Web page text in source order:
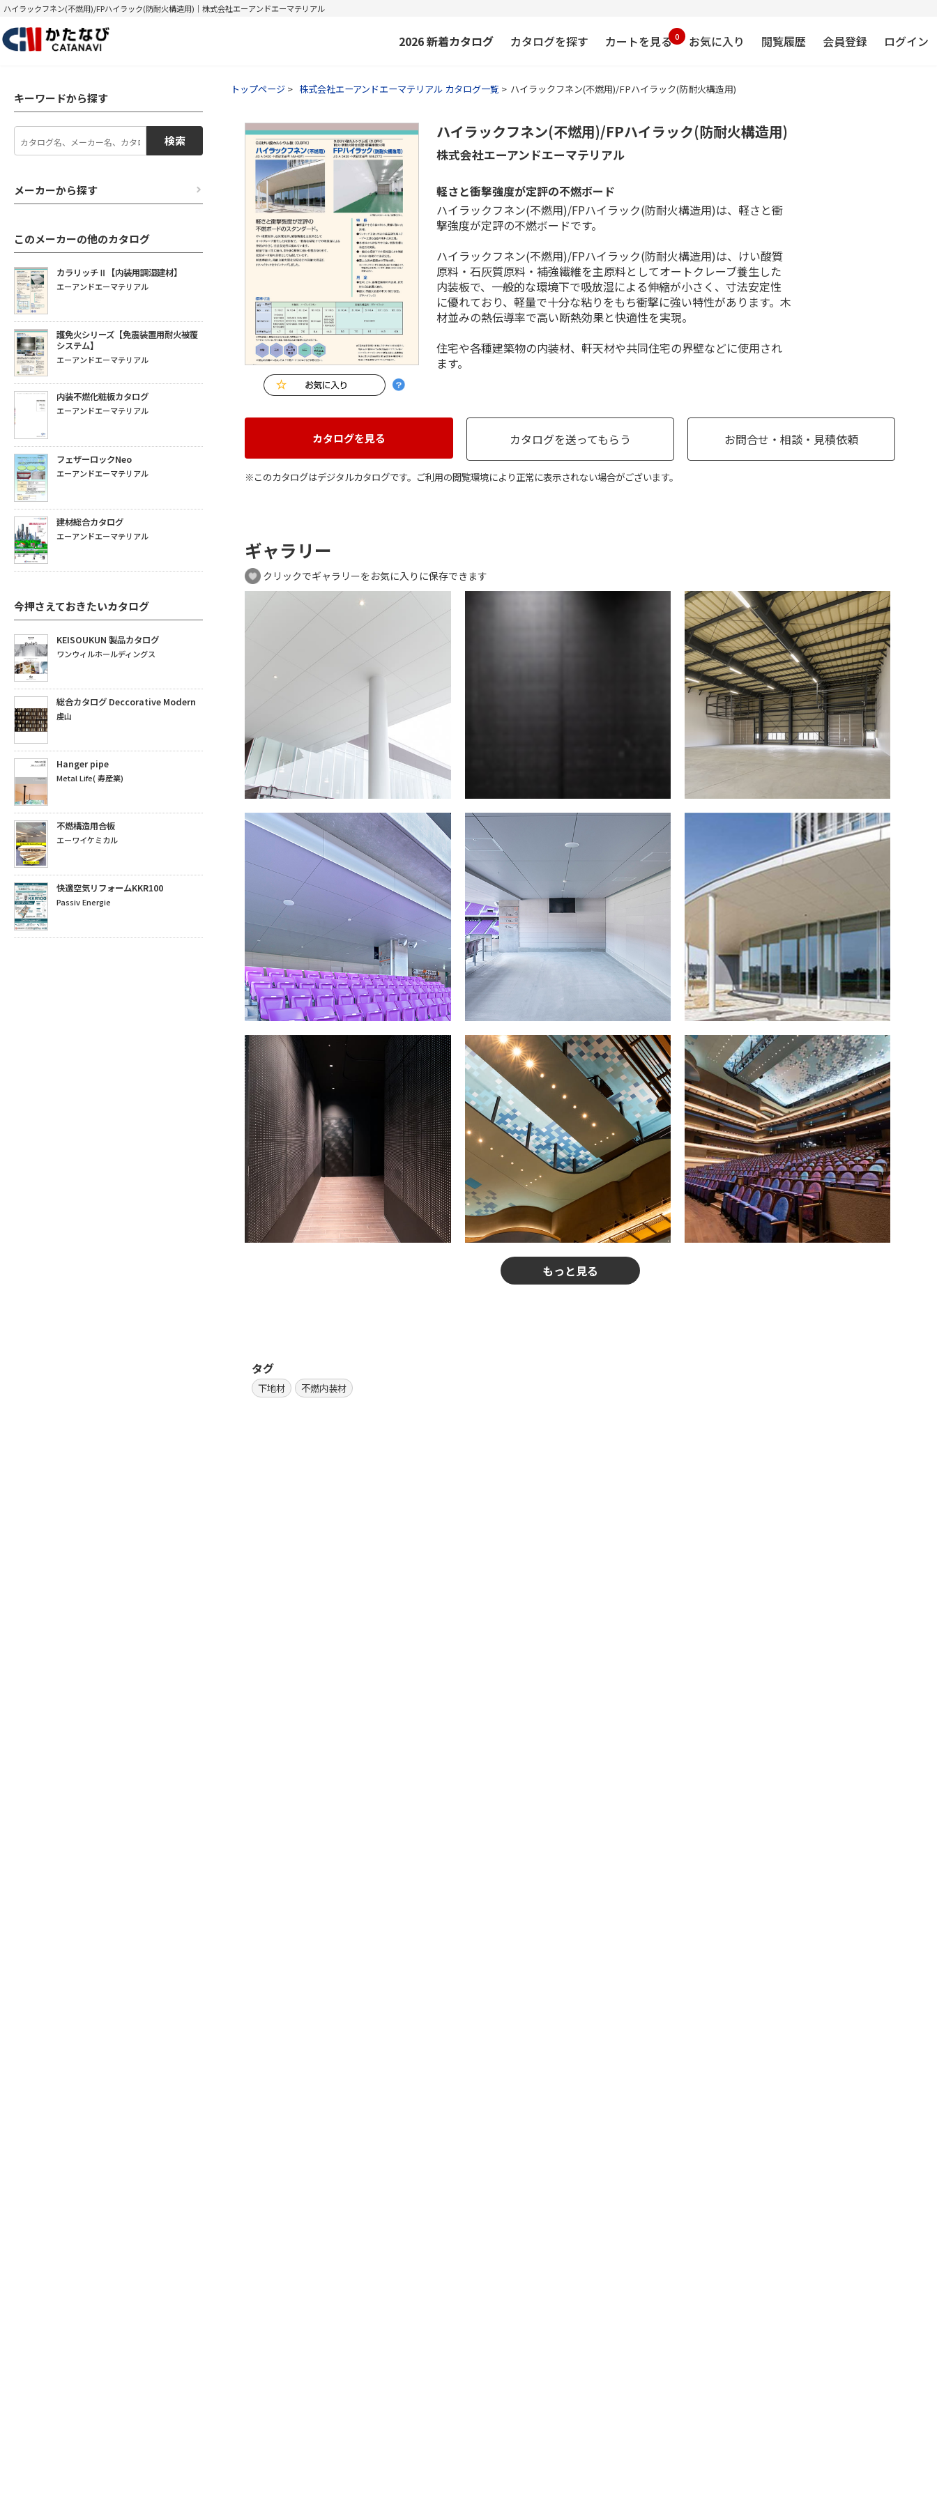
ハイラックフネン(不燃用)/FPハイラック(防耐火構造用)｜株式会社エーアンドエーマテリアル
2026新着カタログ カタログを探す カートを見る 0 お気に入り 閲覧履歴 会員登録 ログイン
キーワードから探す
検索
メーカーから探す
このメーカーの他のカタログ
カラリッチⅡ【内装用調湿建材】
エーアンドエーマテリアル
護免火シリーズ【免震装置用耐火被覆
システム】
エーアンドエーマテリアル
内装不燃化粧板カタログ
エーアンドエーマテリアル
フェザーロックNeo
エーアンドエーマテリアル
建材総合カタログ
エーアンドエーマテリアル
今押さえておきたいカタログ
KEISOUKUN 製品カタログ
ワンウィルホールディングス
総合カタログ Deccorative Modern
虔山
Hanger pipe
Metal Life( 寿産業)
不燃構造用合板
エーワイケミカル
快適空気リフォームKKR100
Passiv Energie
トップページ 株式会社エーアンドエーマテリアル カタログ一覧 ハイラックフネン(不燃用)/FPハイラック(防耐火構造用)
ハイラックフネン(不燃用)/FPハイラック(防耐火構造用)
株式会社エーアンドエーマテリアル
軽さと衝撃強度が定評の不燃ボード
ハイラックフネン(不燃用)/FPハイラック(防耐火構造用)は、軽さと衝
撃強度が定評の不燃ボードです。
ハイラックフネン(不燃用)/FPハイラック(防耐火構造用)は、けい酸質
原料・石灰質原料・補強繊維を主原料としてオートクレーブ養生した
内装板で、一般的な環境下で吸放湿による伸縮が小さく、寸法安定性
に優れており、軽量で十分な粘りをもち衝撃に強い特性があります。木
材並みの熱伝導率で高い断熱効果と快適性を実現。
住宅や各種建築物の内装材、軒天材や共同住宅の界壁などに使用され
ます。
カタログを見る カタログを送ってもらう お問合せ・相談・見積依頼
※このカタログはデジタルカタログです。ご利用の閲覧環境により正常に表示されない場合がございます。
ギャラリー
クリックでギャラリーをお気に入りに保存できます
もっと見る
タグ
下地材 不燃内装材